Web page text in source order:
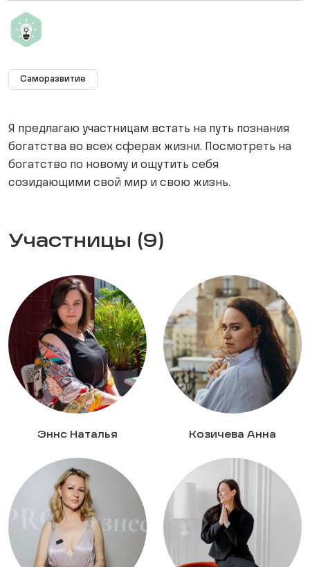
Саморазвитие
Я предлагаю участницам встать на путь познания
богатства во всех сферах жизни. Посмотреть на
богатство по новому и ощутить себя
созидающими свой мир и свою жизнь.
Участницы (9)
Эннс Наталья Козичева Анна